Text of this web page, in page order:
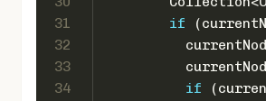
31
32
33
34
if
if